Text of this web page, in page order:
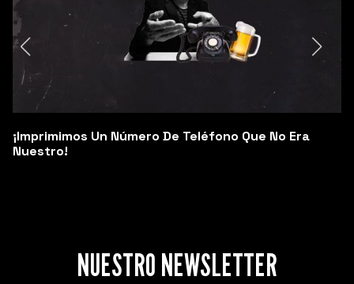
¡Imprimimos Un Número De Teléfono Que No Era
Nuestro!
NUESTRO NEWSLETTER